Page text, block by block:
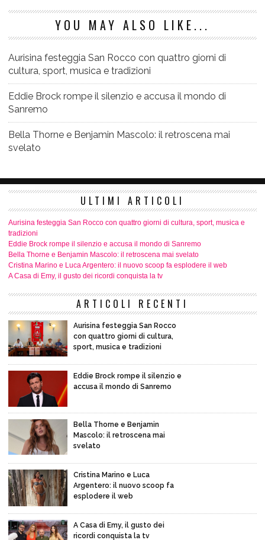
YOU MAY ALSO LIKE...
Aurisina festeggia San Rocco con quattro giorni di
cultura, sport, musica e tradizioni
Eddie Brock rompe il silenzio e accusa il mondo di
Sanremo
Bella Thorne e Benjamin Mascolo: il retroscena mai
svelato
ULTIMI ARTICOLI
Aurisina festeggia San Rocco con quattro giorni di cultura, sport, musica e
tradizioni
Eddie Brock rompe il silenzio e accusa il mondo di Sanremo
Bella Thorne e Benjamin Mascolo: il retroscena mai svelato
Cristina Marino e Luca Argentero: il nuovo scoop fa esplodere il web
A Casa di Emy, il gusto dei ricordi conquista la tv
ARTICOLI RECENTI
Aurisina festeggia San Rocco
con quattro giorni di cultura,
sport, musica e tradizioni
Eddie Brock rompe il silenzio e
accusa il mondo di Sanremo
Bella Thorne e Benjamin
Mascolo: il retroscena mai
svelato
Cristina Marino e Luca
Argentero: il nuovo scoop fa
esplodere il web
A Casa di Emy, il gusto dei
ricordi conquista la tv